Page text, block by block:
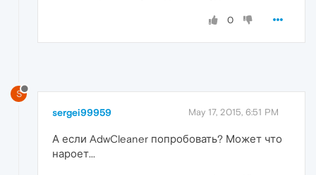
0
S
sergei99959 May 17, 2015, 6:51 PM
А если AdwCleaner попробовать? Может что
нароет...